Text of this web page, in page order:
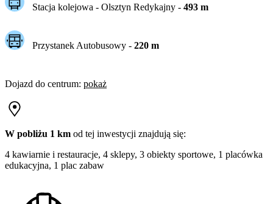
Stacja kolejowa - Olsztyn Redykajny- 493m
Przystanek Autobusowy - 220m
Dojazd do centrum: pokaż
W pobliżu 1 km od tej inwestycji znajdują się:
4 kawiarnie i restauracje, 4 sklepy, 3 obiekty sportowe, 1 placówka
edukacyjna, 1 plac zabaw